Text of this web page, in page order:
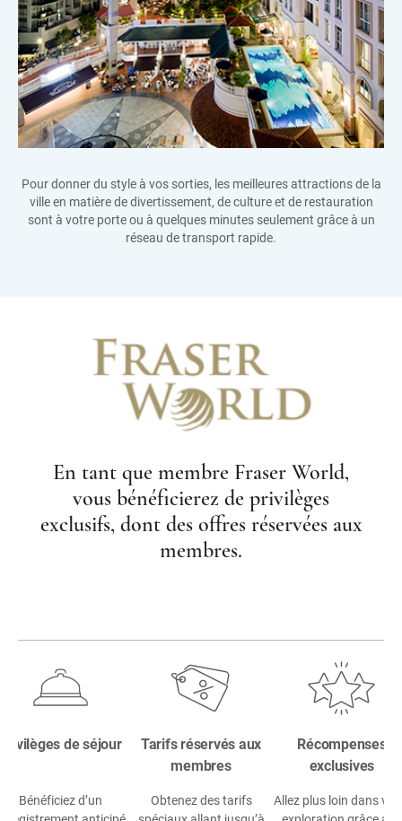
Pour donner du style à vos sorties, les meilleures attractions de la
ville en matière de divertissement, de culture et de restauration
sont à votre porte ou à quelques minutes seulement grâce à un
réseau de transport rapide.
En tant que membre Fraser World,
vous bénéficierez de privilèges
exclusifs, dont des offres réservées aux
membres.
de séjour
Bénéficiez d’un
Tarifs réservés aux
membres
Obtenez des tarifs
Récompenses
exclusives
Allez plus loin dans